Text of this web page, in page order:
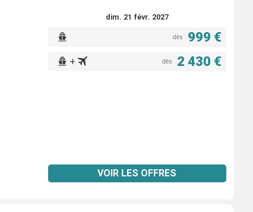
dim. 21 févr. 2027
dès 999 €
+ dès 2 430 €
VOIR LES OFFRES